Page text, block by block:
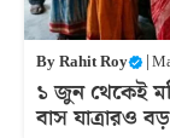
ByRahit Roy |
১ জুন থেকেই
বাস যাত্রারও